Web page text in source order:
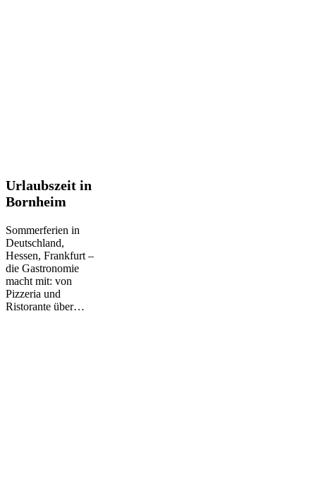
Urlaubszeit
in
Bornheim
Urlaubszeit in
Bornheim
Sommerferien in
Deutschland,
Hessen, Frankfurt –
die Gastronomie
macht mit: von
Pizzeria und
Ristorante über…